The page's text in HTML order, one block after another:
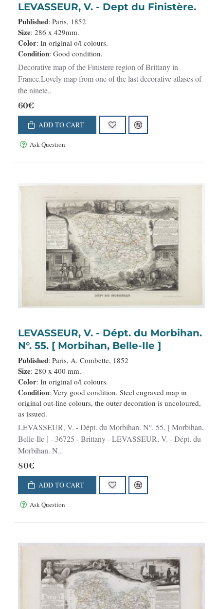
LEVASSEUR, V. - Dept du Finistère.
Published: Paris, 1852
Size: 286 x 429mm.
Color: In original o/l colours.
Condition: Good condition.
Decorative map of the Finistere region of Brittany in
France.Lovely map from one of the last decorative atlases of
the ninete..
60€
ADD TO CART
Ask Question
LEVASSEUR, V. - Dépt. du Morbihan.
N°. 55. [ Morbihan, Belle-Ile ]
Published: Paris, A. Combette, 1852
Size: 280 x 400 mm.
Color: In original o/l colours.
Condition: Very good condition. Steel engraved map in
original out-line colours, the outer decoration is uncoloured,
as issued.
LEVASSEUR, V. - Dépt. du Morbihan. N°. 55. [ Morbihan,
Belle-Ile ] - 36725 - Brittany - LEVASSEUR, V. - Dépt. du
Morbihan. N..
80€
ADD TO CART
Ask Question